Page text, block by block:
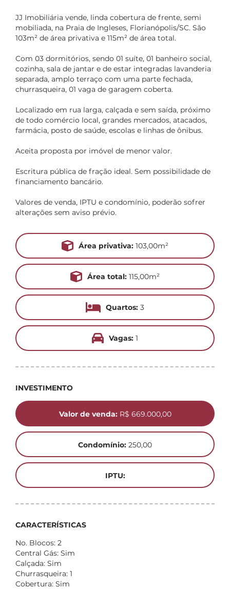
JJ Imobiliária vende, linda cobertura de frente, semi
mobiliada, na Praia de Ingleses, Florianópolis/SC. São
103m² de área privativa e 115m² de área total.
Com 03 dormitórios, sendo 01 suíte, 01 banheiro social,
cozinha, sala de jantar e de estar integradas lavanderia
separada, amplo terraço com uma parte fechada,
churrasqueira, 01 vaga de garagem coberta.
Localizado em rua larga, calçada e sem saída, próximo
de todo comércio local, grandes mercados, atacados,
farmácia, posto de saúde, escolas e linhas de ônibus.
Aceita proposta por imóvel de menor valor.
Escritura pública de fração ideal. Sem possibilidade de
financiamento bancário.
Valores de venda, IPTU e condomínio, poderão sofrer
alterações sem aviso prévio.
Área privativa: 103,00m²
Área total: 115,00m²
Quartos:3
Vagas: 1
INVESTIMENTO
Valor de venda:R$ 669.000,00
Condomínio: 250,00
IPTU:
CARACTERÍSTICAS
No. Blocos: 2
Central Gás: Sim
Calçada: Sim
Churrasqueira: 1
Cobertura: Sim